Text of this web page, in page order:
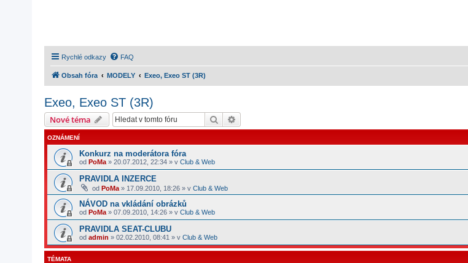
Rychlé odkazy FAQ
Obsah fóra MODELY Exeo, Exeo ST (3R)
Exeo, Exeo ST (3R)
Nové téma Hledat
OZNÁMENÍ
Konkurz na moderátora fóra
od PoMa » 20.07.2012, 22:34 » v Club & Web
PRAVIDLA INZERCE
od PoMa » 17.09.2010, 18:26 » v Club & Web
NÁVOD na vkládání obrázků
od PoMa » 07.09.2010, 14:26 » v Club & Web
PRAVIDLA SEAT-CLUBU
od admin » 02.02.2010, 08:41 » v Club & Web
TÉMATA